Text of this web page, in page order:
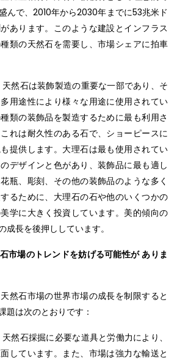
んで、2010年から2030年までに53兆米ド
あります。このような建設とインフラス
類の天然石を需要し、市場シェアに拍車
天然石は装飾製造の重要な一部であり、そ
用途性により様々な用途に使用されてい
類の装飾品を製造するために最も利用さ
れは耐久性のある石で、ショーピースに
提供します。大理石は最も使用されてい
デザインと色があり、装飾品に最も適し
瓶、彫刻、その他の装飾品のような多く
るために、大理石の石や他のいくつかの
学に大きく投資しています。美的傾向の
長を後押ししています。
市場のトレンドを妨げる可能性が ありま
然石市場の世界市場の成長を制限すると
題は次のとおりです：
然石採掘に必要な道具と労働力により、
しています。また、市場は強力な輸送と